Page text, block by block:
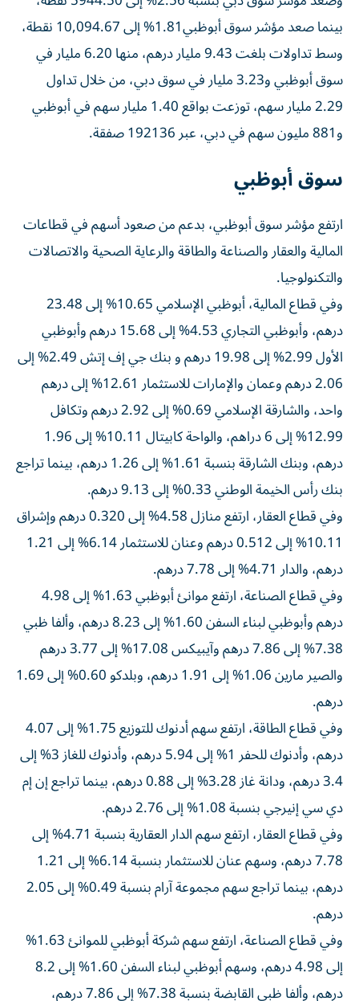
بينما صعد مؤشر سوق أبوظبي1.81% إلى 10,094.67 نقطة،
وسط تداولات بلغت 9.43 مليار درهم، منها 6.20 مليار في
سوق أبوظبي و3.23 مليار في سوق دبي، من خلال تداول
2.29 مليار سهم، توزعت بواقع 1.40 مليار سهم في أبوظبي
و881 مليون سهم في دبي، عبر 192136 صفقة.
سوق أبوظبي
ارتفع مؤشر سوق أبوظبي، بدعم من صعود أسهم في قطاعات
المالية والعقار والصناعة والطاقة والرعاية الصحية والاتصالات
والتكنولوجيا.
وفي قطاع المالية، أبوظبي الإسلامي 10.65% إلى 23.48
درهم، وأبوظبي التجاري 4.53% إلى 15.68 درهم وأبوظبي
الأول 2.99% إلى 19.98 درهم و بنك جي إف إتش 2.49% إلى
2.06 درهم وعمان والإمارات للاستثمار 12.61% إلى درهم
واحد، والشارقة الإسلامي 0.69% إلى 2.92 درهم وتكافل
12.99% إلى 6 دراهم، والواحة كابيتال 10.11% إلى 1.96
درهم، وبنك الشارقة بنسبة 1.61% إلى 1.26 درهم، بينما تراجع
بنك رأس الخيمة الوطني 0.33% إلى 9.13 درهم.
وفي قطاع العقار، ارتفع منازل 4.58% إلى 0.320 درهم وإشراق
10.11% إلى 0.512 درهم وعنان للاستثمار 6.14% إلى 1.21
درهم، والدار 4.71% إلى 7.78 درهم.
وفي قطاع الصناعة، ارتفع موانئ أبوظبي 1.63% إلى 4.98
درهم وأبوظبي لبناء السفن 1.60% إلى 8.23 درهم، وألفا ظبي
7.38% إلى 7.86 درهم وآيبيكس 17.08% إلى 3.77 درهم
والصير مارين 1.06% إلى 1.91 درهم، وبلدكو 0.60% إلى 1.69
درهم.
وفي قطاع الطاقة، ارتفع سهم أدنوك للتوزيع 1.75% إلى 4.07
درهم، وأدنوك للحفر 1% إلى 5.94 درهم، وأدنوك للغاز 3% إلى
3.4 درهم، ودانة غاز 3.28% إلى 0.88 درهم، بينما تراجع إن إم
دي سي إنيرجي بنسبة 1.08% إلى 2.76 درهم.
وفي قطاع العقار، ارتفع سهم الدار العقارية بنسبة 4.71% إلى
7.78 درهم، وسهم عنان للاستثمار بنسبة 6.14% إلى 1.21
درهم، بينما تراجع سهم مجموعة آرام بنسبة 0.49% إلى 2.05
درهم.
وفي قطاع الصناعة، ارتفع سهم شركة أبوظبي للموانئ 1.63%
إلى 4.98 درهم، وسهم أبوظبي لبناء السفن 1.60% إلى 8.2
درهم، وألفا ظبي القابضة بنسبة 7.38% إلى 7.86 درهم،